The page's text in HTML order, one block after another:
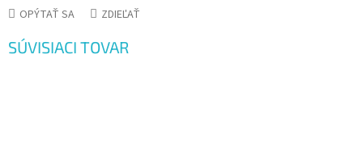
OPÝTAŤ SA ZDIEĽAŤ
SÚVISIACI TOVAR